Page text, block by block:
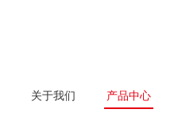
关于我们 产品中心